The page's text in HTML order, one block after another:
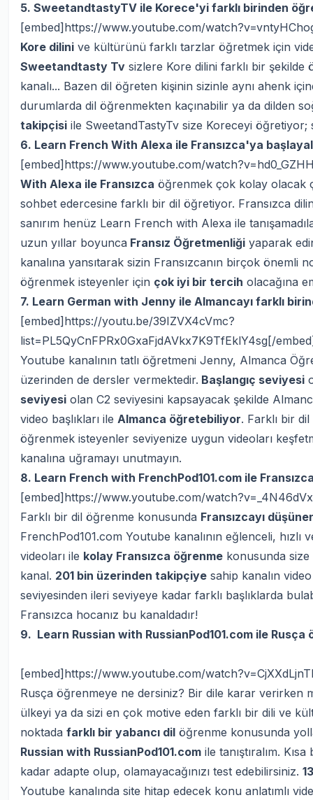
5. SweetandtastyTV ile Korece'yi farklı birinden
[embed]https://www.youtube.com/
Kore dilini ve kültürünü farklı tarzlar öğretmek için
Sweetandtasty Tv sizlere Kore dilini farklı bir
kanalı... Bazen dil öğreten kişinin sizinle aynı ahenk
durumlarda dil öğrenmekten kaçınabilir ya da dilden
takipçisi ile SweetandTastyTv size Koreceyi öğretiyor;
6. Learn French With Alexa ile Fransızca'ya
[embed]https://www.youtube.com/
With Alexa ile Fransızca öğrenmek çok kolay olacak
sohbet edercesine farklı bir dil öğretiyor. Fransızca
sanırım henüz Learn French with Alexa ile
uzun yıllar boyunca Fransız Öğretmenliği yaparak
kanalına yansıtarak sizin Fransızcanın birçok önemli
öğrenmek isteyenler için çok iyi bir tercih olacağına
7. Learn German with Jenny ile Almancayı farklı
[embed]https://youtu.be/39IZVX4cVmc?
list=PL5QyCnFPRx0GxaFjdAVkx7K9TfEklY4sg[/
Youtube kanalının tatlı öğretmeni Jenny, Almanca
üzerinden de dersler vermektedir. Başlangıç seviyesi
seviyesi olan C2 seviyesini kapsayacak şekilde
video başlıkları ile Almanca öğretebiliyor. Farklı bir
öğrenmek isteyenler seviyenize uygun videoları
kanalına uğramayı unutmayın.
8. Learn French with FrenchPod101.com ile
[embed]https://www.youtube.com/
Farklı bir dil öğrenme konusunda Fransızcayı
FrenchPod101.com Youtube kanalının eğlenceli, hızlı
videoları ile kolay Fransızca öğrenme konusunda size
kanal. 201 bin üzerinden takipçiye sahip kanalın
seviyesinden ileri seviyeye kadar farklı başlıklarda
Fransızca hocanız bu kanaldadır!
9. Learn Russian with RussianPod101.com ile Rusça
[embed]https://www.youtube.com/
Rusça öğrenmeye ne dersiniz? Bir dile karar verirken
ülkeyi ya da sizi en çok motive eden farklı bir dili ve
noktada farklı bir yabancı dil öğrenme konusunda
Russian with RussianPod101.com ile tanıştıralım.
kadar adapte olup, olamayacağınızı test edebilirsiniz.
Youtube kanalında site hitap edecek konu anlatımlı